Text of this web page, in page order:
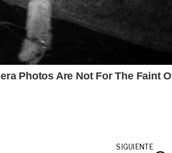
SIGUIENTE